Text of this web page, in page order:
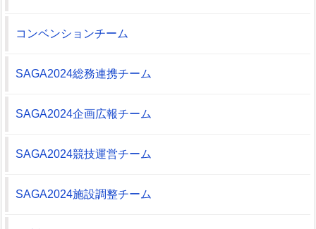
コンベンションチーム
SAGA2024総務連携チーム
SAGA2024企画広報チーム
SAGA2024競技運営チーム
SAGA2024施設調整チーム